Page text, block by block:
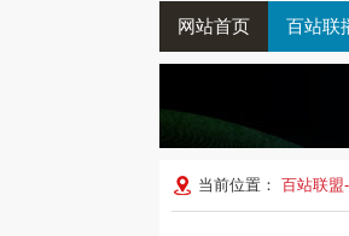
网站首页 百站联
当前位置： 百站联盟